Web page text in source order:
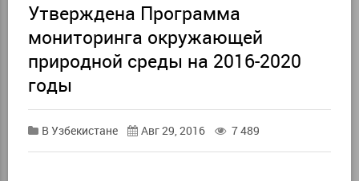
Утверждена Программа
мониторинга окружающей
природной среды на 2016-2020
годы
В Узбекистане Авг 29, 2016 7 489